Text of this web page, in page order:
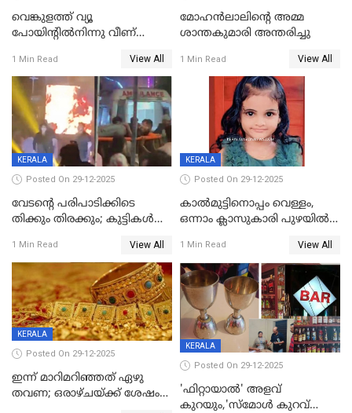
വെങ്കുളത്ത് വ്യൂ
പോയിന്റിൽനിന്നു വീണ്
1 Min Read View All
മോഹന്‍ലാലിന്‍റെ അമ്മ
ശാന്തകുമാരി അന്തരിച്ചു
1 Min Read View All
KERALA
Posted On 29-12-2025
വേടന്റെ പരിപാടിക്കിടെ
തിക്കും തിരക്കും; കുട്ടികള്‍
പരിക്ക്; പാളം മറികടന്ന
യുവാവ് ട്രെയിന്‍ തട്ടി മരിച്ചു
1 Min Read View All
KERALA
Posted On 29-12-2025
കാൽമുട്ടിനൊപ്പം വെള്ളം,
ഒന്നാം ക്ലാസുകാരി പുഴയിൽ
കുട്ടികൾക്കൊപ്പം
കളിക്കുന്നതിനിടെ
1 Min Read View All
KERALA
Posted On 29-12-2025
ഇന്ന് മാറിമറിഞ്ഞത് ഏഴു
തവണ; ഒരാഴ്ചയ്ക്ക് ശേഷം
KERALA
Posted On 29-12-2025
'ഫിറ്റായാൽ' അളവ്
കുറയും,'സ്‌മോൾ കുറവ്